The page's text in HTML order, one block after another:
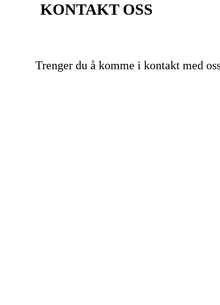
KONTAKT OSS
Trenger du å komme i kontakt med